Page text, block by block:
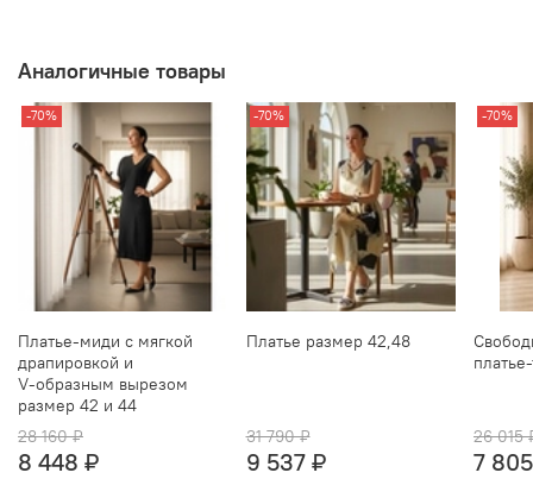
Аналогичные товары
-70%
Платье‑миди с мягкой
драпировкой и
V‑образным вырезом
размер 42 и 44
28 160 ₽
8 448 ₽
-70%
Платье размер 42,48
31 790 ₽
9 537 ₽
-70%
26 015
7